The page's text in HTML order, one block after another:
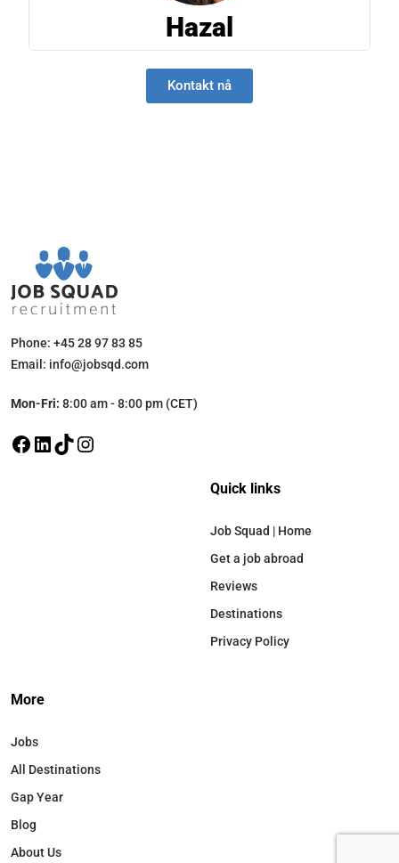
Hazal
Kontakt nå
Phone: +45 28 97 83 85
Email: info@jobsqd.com
Mon-Fri: 8:00 am - 8:00 pm (CET)
Quick links
Job Squad | Home
Get a job abroad
Reviews
Destinations
Privacy Policy
More
Jobs
All Destinations
Gap Year
Blog
About Us